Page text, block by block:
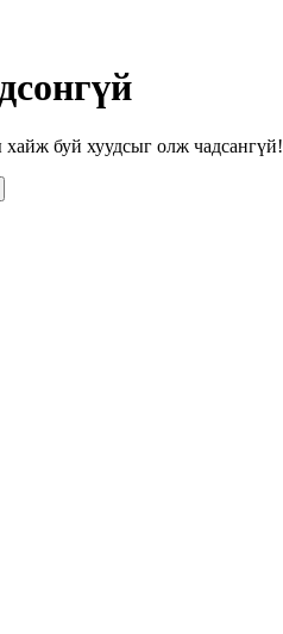
буй хуудсыг олж чадсангүй!